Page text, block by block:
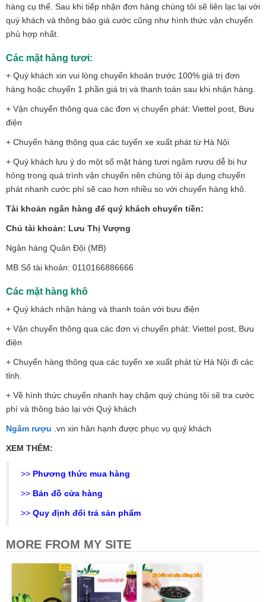
hàng cụ thể. Sau khi tiếp nhận đơn hàng chúng tôi sẽ liên lạc lại với
quý khách và thông báo giá cước cũng như hình thức vận chuyển
phù hợp nhất.
Các mặt hàng tươi:
+ Quý khách xin vui lòng chuyển khoản trước 100% giá trị đơn
hàng hoặc chuyển 1 phần giá trị và thanh toán sau khi nhận hàng.
+ Vận chuyển thông qua các đơn vị chuyển phát: Viettel post, Bưu
điện
+ Chuyển hàng thông qua các tuyến xe xuất phát từ Hà Nội
+ Quý khách lưu ý do một số mặt hàng tươi ngâm rượu dễ bị hư
hỏng trong quá trình vận chuyển nên chúng tôi áp dụng chuyển
phát nhanh cước phí sẽ cao hơn nhiều so với chuyển hàng khô.
Tài khoản ngân hàng để quý khách chuyển tiền:
Chủ tài khoản: Lưu Thị Vượng
Ngân hàng Quân Đội (MB)
MB Số tài khoản: 0110166886666
Các mặt hàng khô
+ Quý khách nhận hàng và thanh toán với bưu điện
+ Vận chuyển thông qua các đơn vị chuyển phát: Viettel post, Bưu
điện
+ Chuyển hàng thông qua các tuyến xe xuất phát từ Hà Nội đi các
tỉnh.
+ Về hình thức chuyển nhanh hay chậm quý chúng tôi sẽ tra cước
phí và thông báo lại với Quý khách
Ngâm rượu .vn xin hân hạnh được phục vụ quý khách
XEM THÊM:
>> Phương thức mua hàng
>> Bản đồ cửa hàng
>> Quy định đổi trả sản phẩm
MORE FROM MY SITE